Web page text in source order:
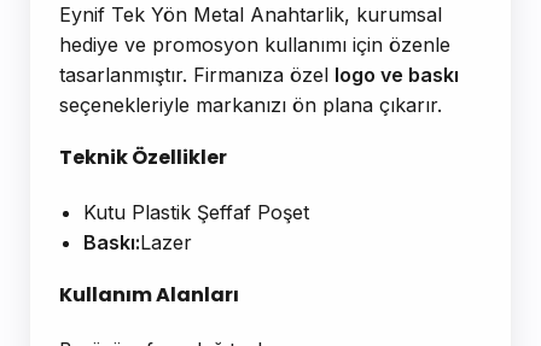
Eynif Tek Yön Metal Anahtarlik, kurumsal
hediye ve promosyon kullanımı için özenle
tasarlanmıştır. Firmanıza özel logo ve baskı
seçenekleriyle markanızı ön plana çıkarır.
Teknik Özellikler
Kutu Plastik Şeffaf Poşet
Baskı:Lazer
Kullanım Alanları